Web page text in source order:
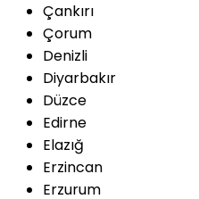
Çankırı
Çorum
Denizli
Diyarbakır
Düzce
Edirne
Elazığ
Erzincan
Erzurum